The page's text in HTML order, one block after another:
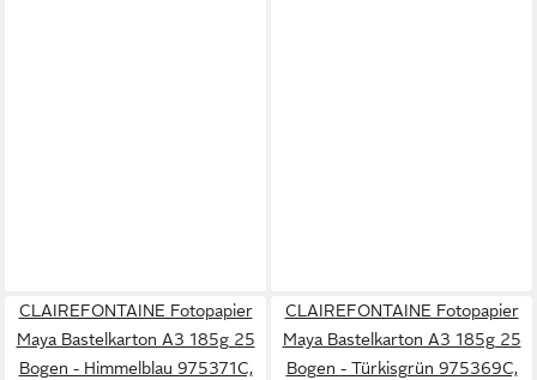
CLAIREFONTAINE Fotopapier
Maya Bastelkarton A3 185g 25
Bogen - Himmelblau 975371C,
CLAIREFONTAINE Fotopapier
Maya Bastelkarton A3 185g 25
Bogen - Türkisgrün 975369C,